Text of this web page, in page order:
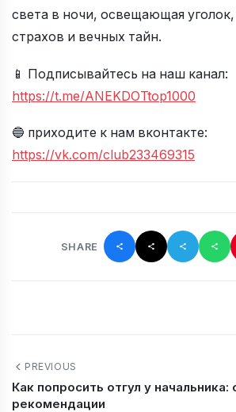
света в ночи, освещающая
страхов и вечных тайн.
📱 Подписывайтесь на наш канал:
https://t.me/ANEKDOTtop1000
🔵 приходите к нам вконтакте:
https://vk.com/club233469315
SHARE
PREVIOUS
Как попросить отгул у начальника:
рекомендации